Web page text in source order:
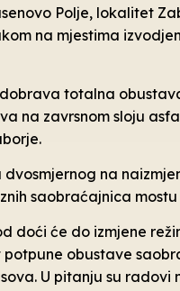
Polje, lokalitet
na mjestima
totalna
na zavrsnom sloju
na
saobraćajnica
doći će do izmjene
obustave
U pitanju su